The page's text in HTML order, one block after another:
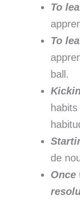
To
To
ball.
de
Once